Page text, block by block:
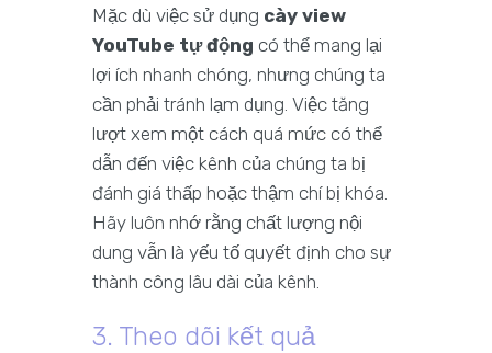
Mặc dù việc sử dụng cày view
YouTube tự động có thể mang lại
lợi ích nhanh chóng, nhưng chúng ta
cần phải tránh lạm dụng. Việc tăng
lượt xem một cách quá mức có thể
dẫn đến việc kênh của chúng ta bị
đánh giá thấp hoặc thậm chí bị khóa.
Hãy luôn nhớ rằng chất lượng nội
dung vẫn là yếu tố quyết định cho sự
thành công lâu dài của kênh.
3. Theo dõi kết quả